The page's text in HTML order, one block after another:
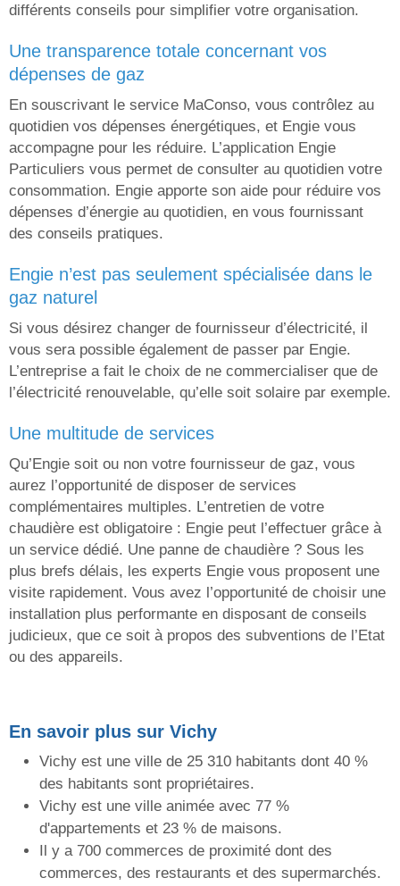
différents conseils pour simplifier votre organisation.
une transparence totale concernant vos
dépenses de gaz
En souscrivant le service MaConso, vous contrôlez au
quotidien vos dépenses énergétiques, et Engie vous
accompagne pour les réduire. L’application Engie
Particuliers vous permet de consulter au quotidien votre
consommation. Engie apporte son aide pour réduire vos
dépenses d’énergie au quotidien, en vous fournissant
des conseils pratiques.
engie n’est pas seulement spécialisée dans le
gaz naturel
Si vous désirez changer de fournisseur d’électricité, il
vous sera possible également de passer par Engie.
L’entreprise a fait le choix de ne commercialiser que de
l’électricité renouvelable, qu’elle soit solaire par exemple.
une multitude de services
Qu’Engie soit ou non votre fournisseur de gaz, vous
aurez l’opportunité de disposer de services
complémentaires multiples. L’entretien de votre
chaudière est obligatoire : Engie peut l’effectuer grâce à
un service dédié. Une panne de chaudière ? Sous les
plus brefs délais, les experts Engie vous proposent une
visite rapidement. Vous avez l’opportunité de choisir une
installation plus performante en disposant de conseils
judicieux, que ce soit à propos des subventions de l’Etat
ou des appareils.
En savoir plus sur Vichy
Vichy est une ville de 25 310 habitants dont 40 %
des habitants sont propriétaires.
Vichy est une ville animée avec 77 %
d'appartements et 23 % de maisons.
Il y a 700 commerces de proximité dont des
commerces, des restaurants et des supermarchés.